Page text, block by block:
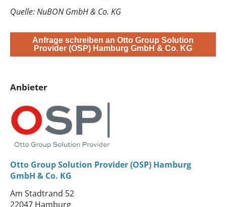
Quelle: NuBON GmbH & Co. KG
Anfrage schreiben an Otto Group Solution
Provider (OSP) Hamburg GmbH & Co. KG
Anbieter
Otto Group Solution Provider (OSP) Hamburg
GmbH & Co. KG
Am Stadtrand 52
22047 Hamburg